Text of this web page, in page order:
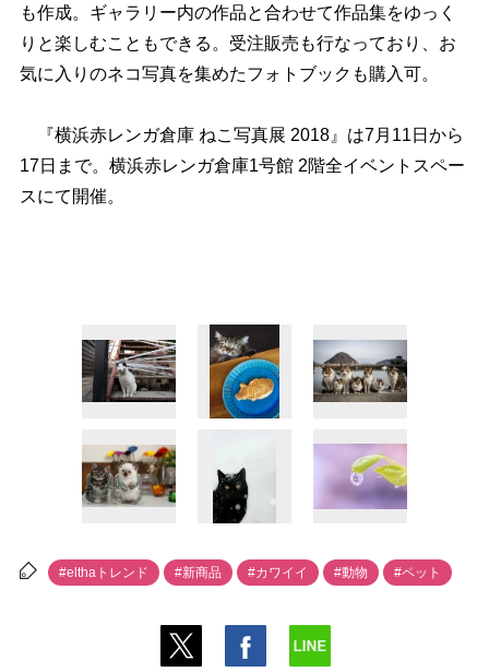
も作成。ギャラリー内の作品と合わせて作品集をゆっく
りと楽しむこともできる。受注販売も行なっており、お
気に入りのネコ写真を集めたフォトブックも購入可。
『横浜赤レンガ倉庫 ねこ写真展 2018』は7月11日から
17日まで。横浜赤レンガ倉庫1号館 2階全イベントスペー
スにて開催。
#elthaトレンド #新商品 #カワイイ #動物 #ペット